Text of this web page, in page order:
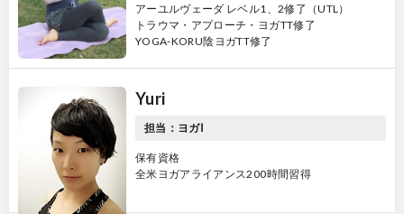
アーユルヴェーダ レベル1、2修了（UTL）
トラウマ・アプローチ・ヨガTT修了
YOGA-KORU陰ヨガTT修了
Yuri
担当：ヨガⅠ
保有資格
全米ヨガアライアンス200時間習得